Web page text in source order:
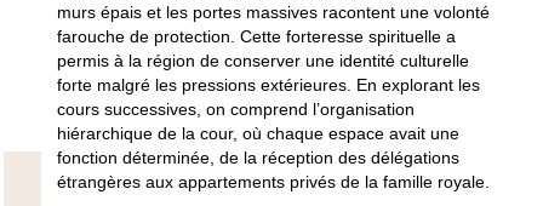
murs épais et les portes massives racontent une volonté
farouche de protection. Cette forteresse spirituelle a
permis à la région de conserver une identité culturelle
forte malgré les pressions extérieures. En explorant les
cours successives, on comprend l’organisation
hiérarchique de la cour, où chaque espace avait une
fonction déterminée, de la réception des délégations
étrangères aux appartements privés de la famille royale.